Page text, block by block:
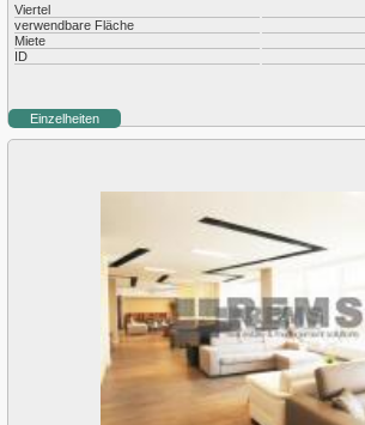
Viertel
verwendbare Fläche
Miete
ID
Einzelheiten